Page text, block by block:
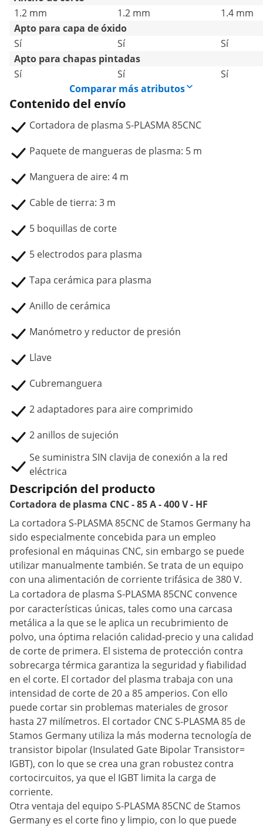
1.2 mm
1.2 mm
1.4 mm
Apto para capa de óxido
Sí
Sí
Sí
Apto para chapas pintadas
Sí
Sí
Sí
Comparar más atributos
Contenido del envío
Cortadora de plasma S-PLASMA 85CNC
Paquete de mangueras de plasma: 5 m
Manguera de aire: 4 m
Cable de tierra: 3 m
5 boquillas de corte
5 electrodos para plasma
Tapa cerámica para plasma
Anillo de cerámica
Manómetro y reductor de presión
Llave
Cubremanguera
2 adaptadores para aire comprimido
2 anillos de sujeción
Se suministra SIN clavija de conexión a la red
eléctrica
Descripción del producto
Cortadora de plasma CNC - 85 A - 400 V - HF
La cortadora S-PLASMA 85CNC de Stamos Germany ha
sido especialmente concebida para un empleo
profesional en máquinas CNC, sin embargo se puede
utilizar manualmente también. Se trata de un equipo
con una alimentación de corriente trifásica de 380 V.
La cortadora de plasma S-PLASMA 85CNC convence
por características únicas, tales como una carcasa
metálica a la que se le aplica un recubrimiento de
polvo, una óptima relación calidad-precio y una calidad
de corte de primera. El sistema de protección contra
sobrecarga térmica garantiza la seguridad y fiabilidad
en el corte. El cortador del plasma trabaja con una
intensidad de corte de 20 a 85 amperios. Con ello
puede cortar sin problemas materiales de grosor
hasta 27 milímetros. El cortador CNC S-PLASMA 85 de
Stamos Germany utiliza la más moderna tecnología de
transistor bipolar (Insulated Gate Bipolar Transistor=
IGBT), con lo que se crea una gran robustez contra
cortocircuitos, ya que el IGBT limita la carga de
corriente.
Otra ventaja del equipo S-PLASMA 85CNC de Stamos
Germany es el corte fino y limpio, con lo que puede